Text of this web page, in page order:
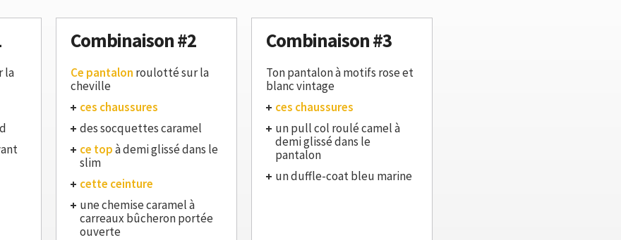
la
Combinaison #2
Ce pantalon roulotté sur la
cheville
ces chaussures
des socquettes caramel
ce topà demi glissé dans le
slim
cette ceinture
une chemise caramel à
carreaux bûcheron portée
ouverte
Combinaison #3
Ton pantalon à motifs rose et
blanc vintage
ces chaussures
un pull col roulé camel à
demi glissé dans le
pantalon
un duffle-coat bleu marine